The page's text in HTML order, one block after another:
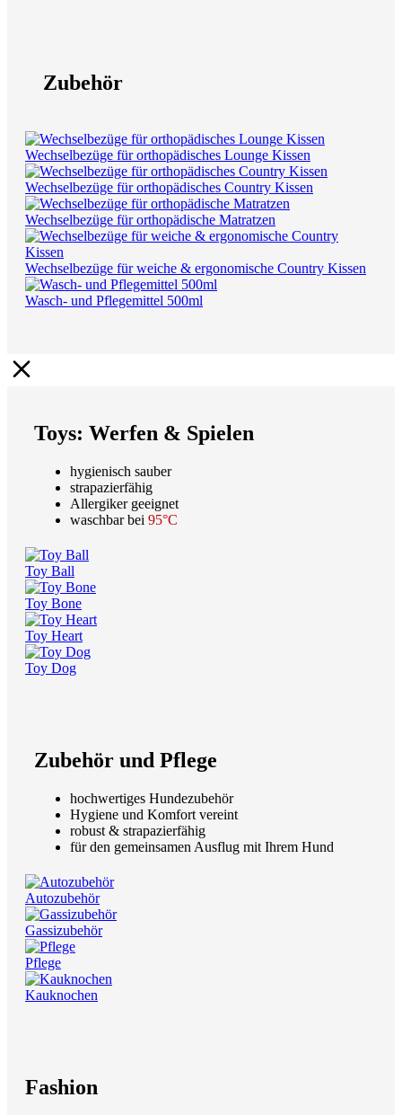
Zubehör
Wechselbezüge für orthopädisches Lounge Kissen
Wechselbezüge für orthopädisches Country Kissen
Wechselbezüge für orthopädische Matratzen
Wechselbezüge für weiche & ergonomische Country Kissen
Wasch- und Pflegemittel 500ml
Toys: Werfen & Spielen
hygienisch sauber
strapazierfähig
Allergiker geeignet
waschbar bei 95°C
Toy Ball
Toy Bone
Toy Heart
Toy Dog
Zubehör und Pflege
hochwertiges Hundezubehör
Hygiene und Komfort vereint
robust & strapazierfähig
für den gemeinsamen Ausflug mit Ihrem Hund
Autozubehör
Gassizubehör
Pflege
Kauknochen
Fashion